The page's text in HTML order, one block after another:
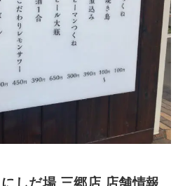
しだ場 三郷店 店舗情報